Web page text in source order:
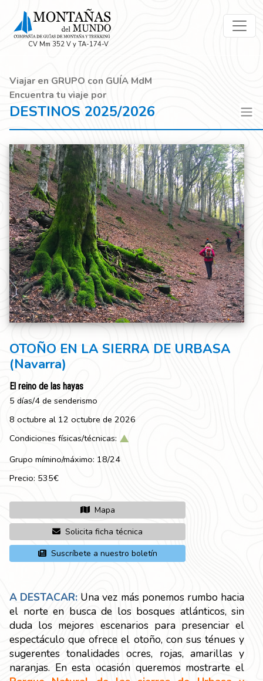
CV Mm 352 V y TA-174-V
Viajar en GRUPO con GUÍA MdM
Encuentra tu viaje por
DESTINOS 2025/2026
OTOÑO EN LA SIERRA DE URBASA
(Navarra)
El reino de las hayas
5 días/4 de senderismo
8 octubre al 12 octubre de 2026
Condiciones físicas/técnicas:
Grupo mímino/máximo: 18/24
Precio: 535€
Mapa
Solicita ficha técnica
Suscríbete a nuestro boletín
A DESTACAR: Una vez más ponemos rumbo hacia
el norte en busca de los bosques atlánticos, sin
duda los mejores escenarios para presenciar el
espectáculo que ofrece el otoño, con sus ténues y
sugerentes tonalidades ocres, rojas, amarillas y
naranjas. En esta ocasión queremos mostrarte el